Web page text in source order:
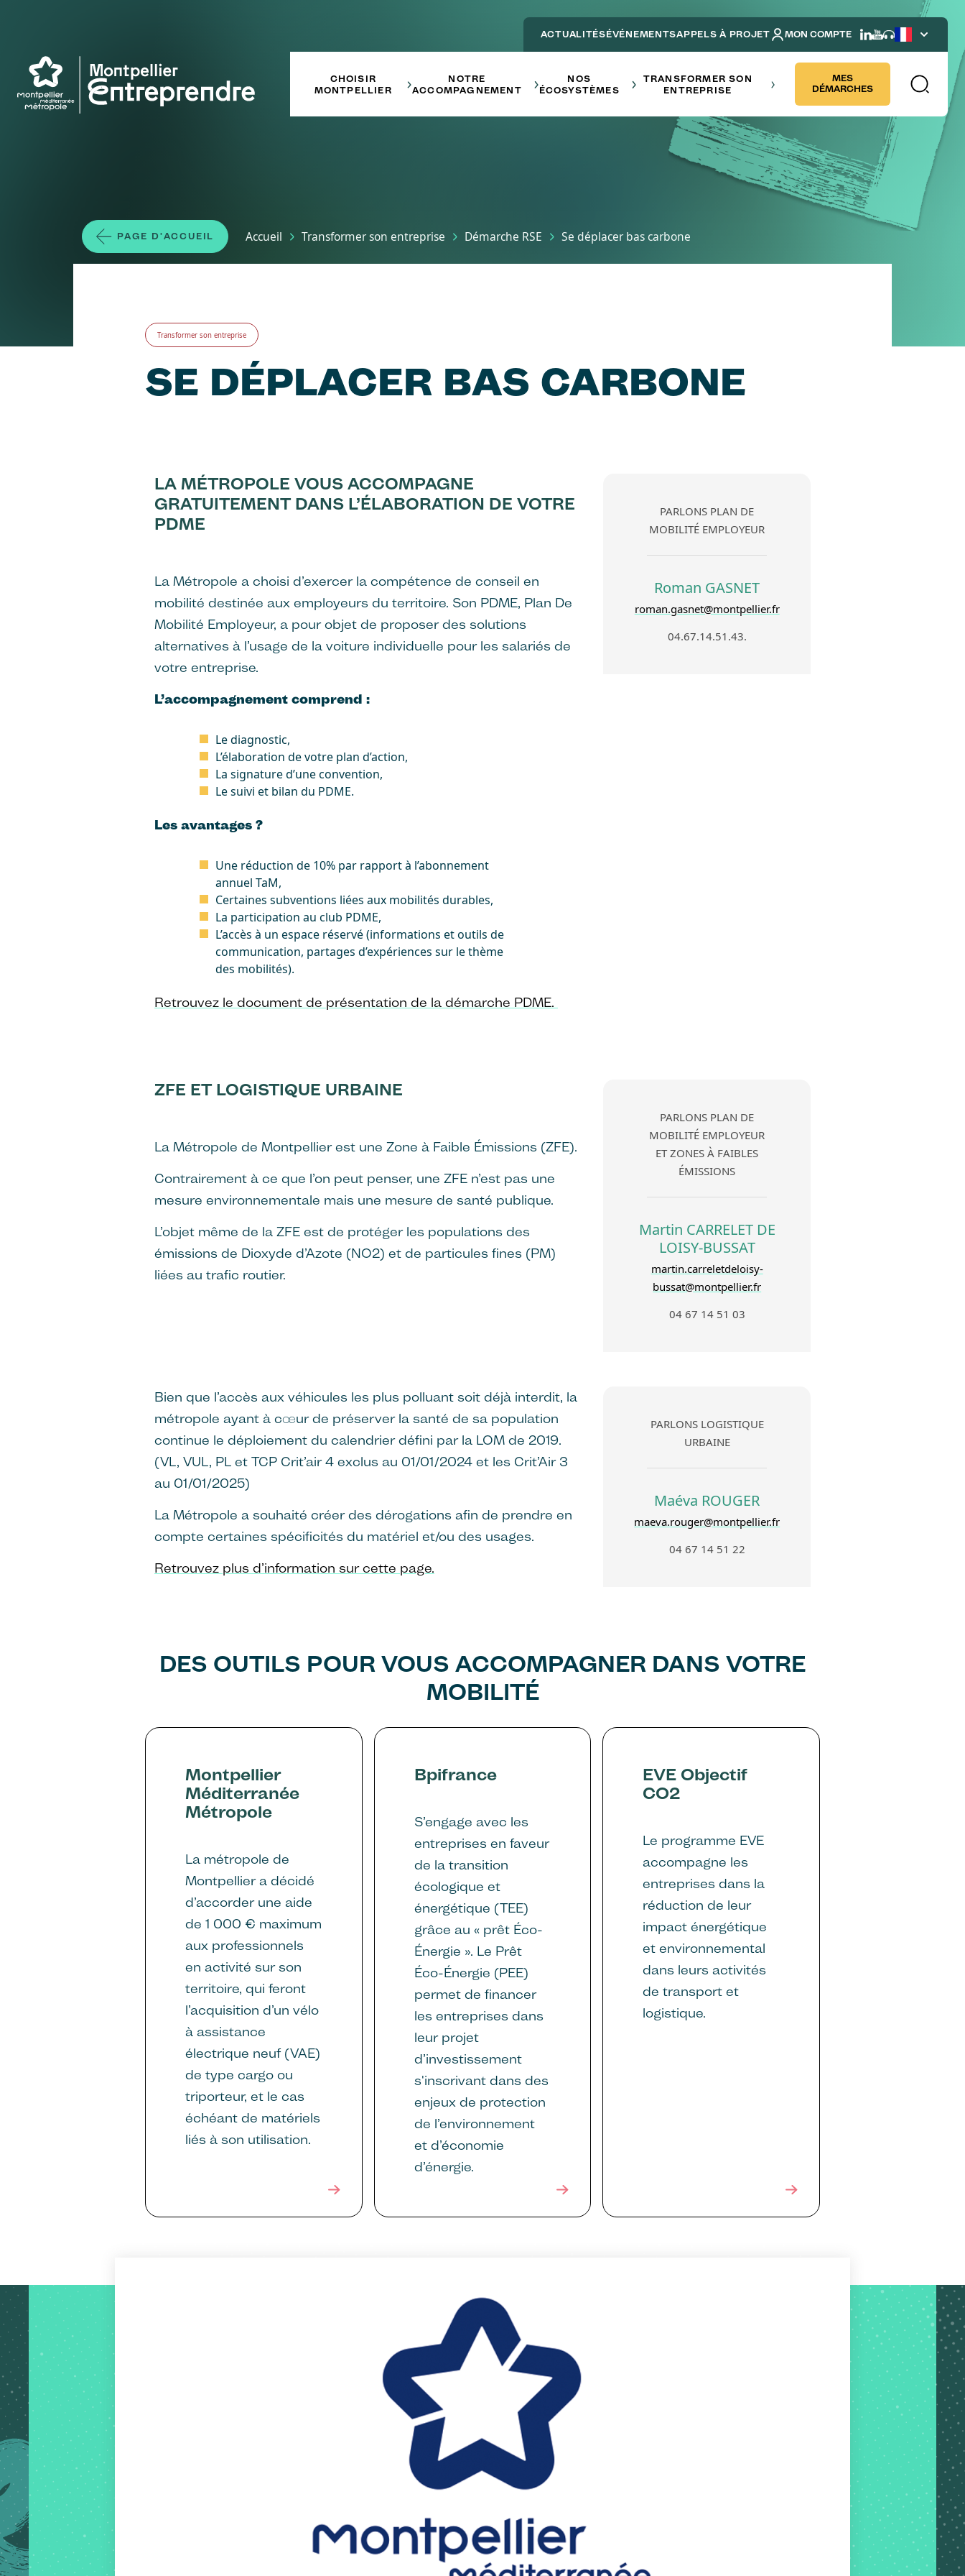
ACTUALITÉSÉVÉNEMENTSAPPELS À PROJET MON COMPTE
French
MES
DÉMARCHES
Main navigation - ENTREPRENDRE
CHOISIR
MONTPELLIER
NOTRE
ACCOMPAGNEMENT
NOS
ÉCOSYSTÈMES
TRANSFORMER SON
ENTREPRISE
PAGE D'ACCUEIL Fil d'Ariane
Accueil Transformer son entreprise Démarche RSE Se déplacer bas carbone
Transformer son entreprise
SE DÉPLACER BAS CARBONE
LA MÉTROPOLE VOUS ACCOMPAGNE
GRATUITEMENT DANS L’ÉLABORATION DE VOTRE
PDME
La Métropole a choisi d’exercer la compétence de conseil en
mobilité destinée aux employeurs du territoire. Son PDME, Plan De
Mobilité Employeur, a pour objet de proposer des solutions
alternatives à l’usage de la voiture individuelle pour les salariés de
votre entreprise.
L’accompagnement comprend :
Le diagnostic,
L’élaboration de votre plan d’action,
La signature d’une convention,
Le suivi et bilan du PDME.
Les avantages ?
Une réduction de 10% par rapport à l’abonnement
annuel TaM,
Certaines subventions liées aux mobilités durables,
La participation au club PDME,
L’accès à un espace réservé (informations et outils de
communication, partages d’expériences sur le thème
des mobilités).
Retrouvez le document de présentation de la démarche PDME.
PARLONS PLAN DE
MOBILITÉ EMPLOYEUR
Roman GASNET
roman.gasnet@montpellier.fr
04.67.14.51.43.
ZFE ET LOGISTIQUE URBAINE
La Métropole de Montpellier est une Zone à Faible Émissions (ZFE).
Contrairement à ce que l’on peut penser, une ZFE n’est pas une
mesure environnementale mais une mesure de santé publique.
L’objet même de la ZFE est de protéger les populations des
émissions de Dioxyde d’Azote (NO2) et de particules fines (PM)
liées au trafic routier.
PARLONS PLAN DE
MOBILITÉ EMPLOYEUR
ET ZONES À FAIBLES
ÉMISSIONS
Martin CARRELET DE
LOISY-BUSSAT
martin.carreletdeloisy-
bussat@montpellier.fr
04 67 14 51 03
Bien que l’accès aux véhicules les plus polluant soit déjà interdit, la
métropole ayant à cœur de préserver la santé de sa population
continue le déploiement du calendrier défini par la LOM de 2019.
(VL, VUL, PL et TCP Crit’air 4 exclus au 01/01/2024 et les Crit’Air 3
au 01/01/2025)
La Métropole a souhaité créer des dérogations afin de prendre en
compte certaines spécificités du matériel et/ou des usages.
Retrouvez plus d’information sur cette page.
PARLONS LOGISTIQUE
URBAINE
Maéva ROUGER
maeva.rouger@montpellier.fr
04 67 14 51 22
DES OUTILS POUR VOUS ACCOMPAGNER DANS VOTRE
MOBILITÉ
Montpellier
Méditerranée
Métropole
La métropole de
Montpellier a décidé
d’accorder une aide
de 1 000 € maximum
aux professionnels
en activité sur son
territoire, qui feront
l’acquisition d’un vélo
à assistance
électrique neuf (VAE)
de type cargo ou
triporteur, et le cas
échéant de matériels
liés à son utilisation.
Bpifrance
S’engage avec les
entreprises en faveur
de la transition
écologique et
énergétique (TEE)
grâce au « prêt Éco-
Énergie ». Le Prêt
Éco-Énergie (PEE)
permet de financer
les entreprises dans
leur projet
d’investissement
s'inscrivant dans des
enjeux de protection
de l’environnement
et d’économie
d’énergie.
EVE Objectif
CO2
Le programme EVE
accompagne les
entreprises dans la
réduction de leur
impact énergétique
et environnemental
dans leurs activités
de transport et
logistique.